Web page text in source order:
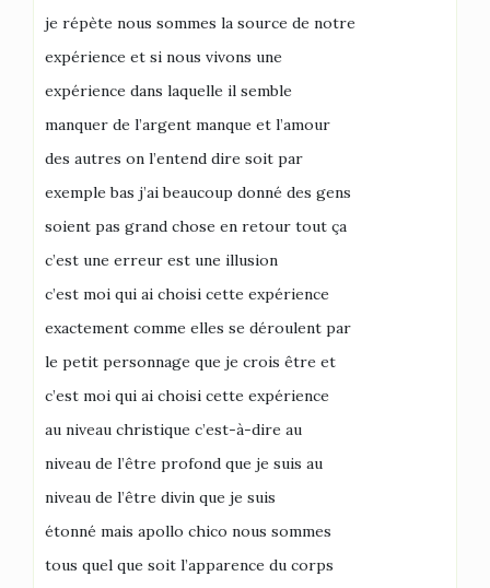
je répète nous sommes la source de notre
expérience et si nous vivons une
expérience dans laquelle il semble
manquer de l’argent manque et l’amour
des autres on l’entend dire soit par
exemple bas j’ai beaucoup donné des gens
soient pas grand chose en retour tout ça
c’est une erreur est une illusion
c’est moi qui ai choisi cette expérience
exactement comme elles se déroulent par
le petit personnage que je crois être et
c’est moi qui ai choisi cette expérience
au niveau christique c’est-à-dire au
niveau de l’être profond que je suis au
niveau de l’être divin que je suis
étonné mais apollo chico nous sommes
tous quel que soit l’apparence du corps